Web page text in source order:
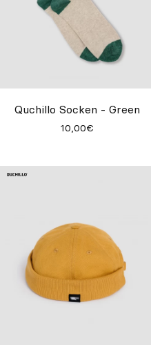
Quchillo Socken - Green
10,00€